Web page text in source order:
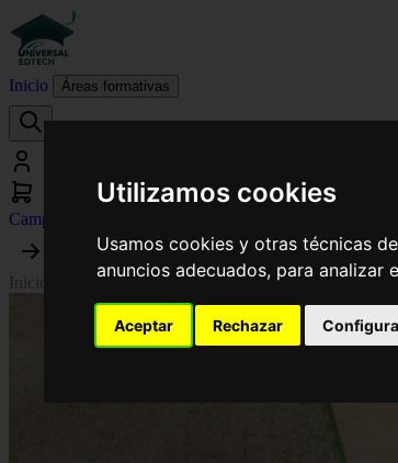
Utilizamos cookies
Usamos cookies y otras técnicas
anuncios adecuados, para
Aceptar Rechazar
Inicio Áreas formativas
Campus virtual
Inicio Historia del Arte› Curso Universitario de